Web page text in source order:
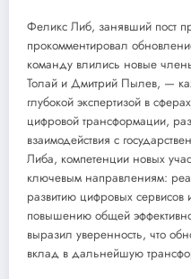
Феликс Либ, занявший пост
прокомментировал
команду влились новые
Толай и Дмитрий Пылев, —
глубокой экспертизой в
цифровой трансформации,
взаимодействия с
Либа, компетенции новых
ключевым направлениям:
развитию цифровых сервисов
повышению общей
выразил уверенность, что
вклад в дальнейшую